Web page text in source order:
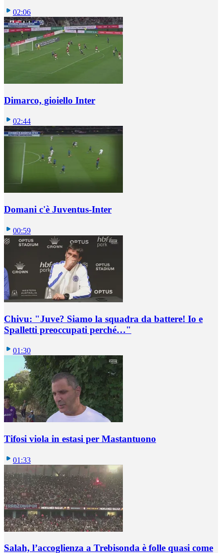
02:06
Dimarco, gioiello Inter
02:44
Domani c'è Juventus-Inter
00:59
Chivu: "Juve? Siamo la squadra da battere! Io e
Spalletti preoccupati perché…"
01:30
Tifosi viola in estasi per Mastantuono
01:33
Salah, l’accoglienza a Trebisonda è folle quasi come